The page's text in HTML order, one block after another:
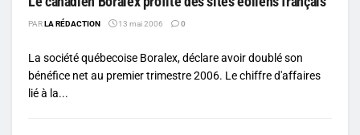
PARLA RÉDACTION 13 mai 2006 0
La société québecoise Boralex, déclare avoir doublé son
bénéfice net au premier trimestre 2006. Le chiffre d'affaires
lié à la...